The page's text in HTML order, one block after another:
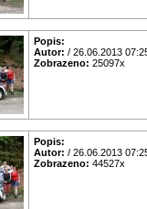
Popis:
Autor: / 26.06.2013
Zobrazeno: 25097x
Popis:
Autor: / 26.06.2013
Zobrazeno: 44527x